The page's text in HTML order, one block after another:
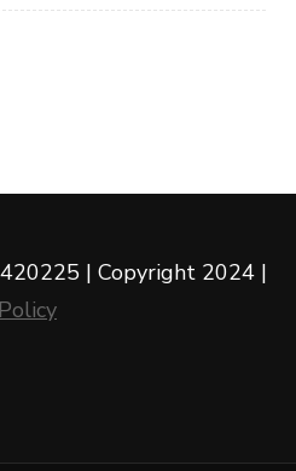
| Copyright 2024 |